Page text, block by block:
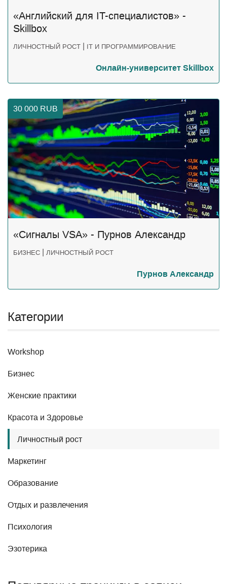
Категории
Workshop
Бизнес
Женские практики
Красота и Здоровье
Личностный рост
Маркетинг
Образование
Отдых и развлечения
Психология
Эзотерика
«Английский для IT-специалистов» -
Skillbox
ЛИЧНОСТНЫЙ РОСТ | IT И ПРОГРАММИРОВАНИЕ
Онлайн-университет Skillbox
30 000 RUB
«Сигналы VSA» - Пурнов Александр
БИЗНЕС | ЛИЧНОСТНЫЙ РОСТ
Пурнов Александр